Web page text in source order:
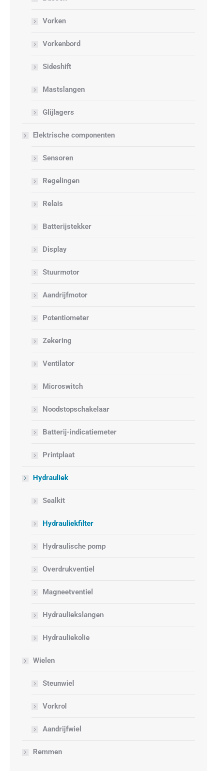
Vorken
Vorkenbord
Sideshift
Mastslangen
Glijlagers
Elektrische componenten
Sensoren
Regelingen
Relais
Batterijstekker
Display
Stuurmotor
Aandrijfmotor
Potentiometer
Zekering
Ventilator
Microswitch
Noodstopschakelaar
Batterij-indicatiemeter
Printplaat
Hydrauliek
Sealkit
Hydrauliekfilter
Hydraulische pomp
Overdrukventiel
Magneetventiel
Hydrauliekslangen
Hydrauliekolie
Wielen
Steunwiel
Vorkrol
Aandrijfwiel
Remmen